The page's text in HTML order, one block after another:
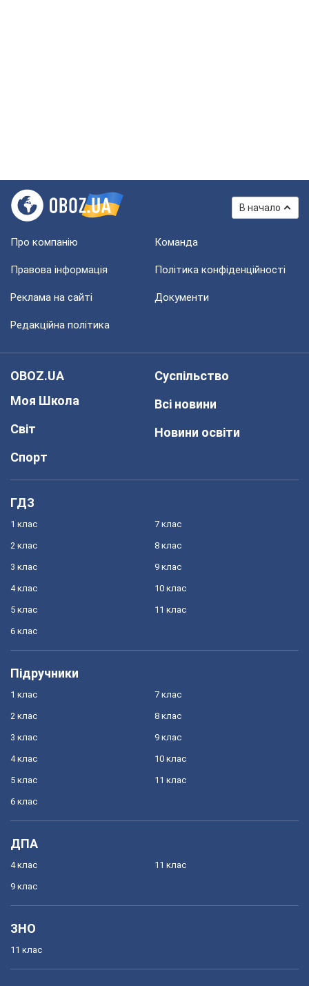
В начало
Про компанію Команда
Правова інформація Політика конфіденційності
Реклама на сайті Документи
Редакційна політика
OBOZ.UA
Моя Школа
Світ
Спорт
Суспільство
Всі новини
Новини освіти
ГДЗ
1 клас
2 клас
3 клас
4 клас
5 клас
6 клас
7 клас
8 клас
9 клас
10 клас
11 клас
Підручники
1 клас
2 клас
3 клас
4 клас
5 клас
6 клас
7 клас
8 клас
9 клас
10 клас
11 клас
ДПА
4 клас
9 клас
11 клас
ЗНО
11 клас